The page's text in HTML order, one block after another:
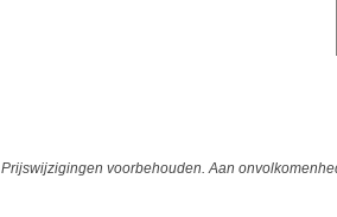
Prijswijzigingen voorbehouden. Aan